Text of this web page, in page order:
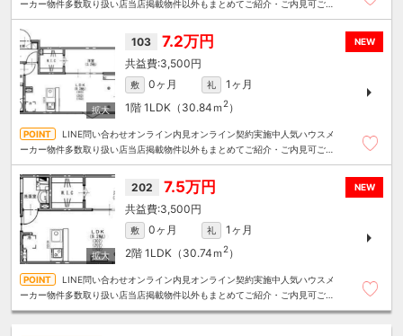
ーカー物件多数取り扱い店当店掲載物件以外もまとめてご紹介・ご内見可ご予
NEW
103 7.2万円
3,500円
敷 0ヶ月 礼
1ヶ月
1階 1LDK（30.84ｍ 2）
LINE問い合わせオンライン内見オンライン契約実施中人気ハウスメ
ーカー物件多数取り扱い店当店掲載物件以外もまとめてご紹介・ご内見可ご予
NEW
202 7.5万円
3,500円
敷 0ヶ月 礼
1ヶ月
2階 1LDK（30.74ｍ 2）
LINE問い合わせオンライン内見オンライン契約実施中人気ハウスメ
ーカー物件多数取り扱い店当店掲載物件以外もまとめてご紹介・ご内見可ご予